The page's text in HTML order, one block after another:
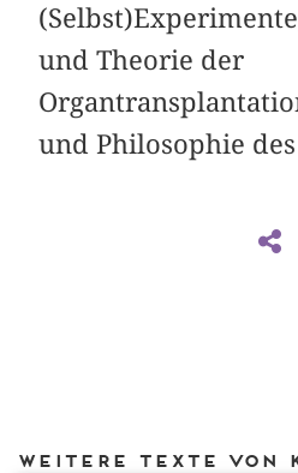
und Theorie der
und Philosophie